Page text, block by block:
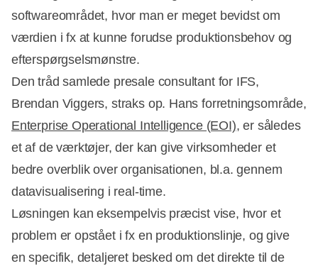
softwareområdet, hvor man er meget bevidst om
værdien i fx at kunne forudse produktionsbehov og
efterspørgselsmønstre.
Den tråd samlede presale consultant for IFS,
Brendan Viggers, straks op. Hans forretningsområde,
Enterprise Operational Intelligence (EOI), er således
et af de værktøjer, der kan give virksomheder et
bedre overblik over organisationen, bl.a. gennem
datavisualisering i real-time.
Løsningen kan eksempelvis præcist vise, hvor et
problem er opstået i fx en produktionslinje, og give
en specifik, detaljeret besked om det direkte til de